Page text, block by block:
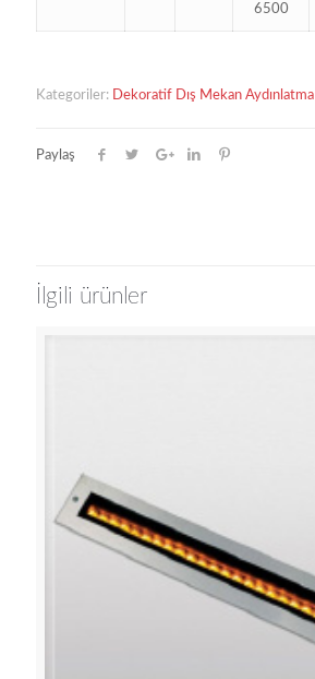
6500
Kategoriler: Dekoratif Dış Mekan Aydınlatma
Paylaş
İlgili ürünler